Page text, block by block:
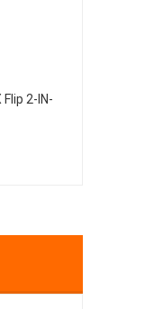
Flip 2-IN-